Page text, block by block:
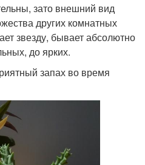
зато внешний вид
других комнатных
звезду, бывает абсолютно
до ярких.
запах во время